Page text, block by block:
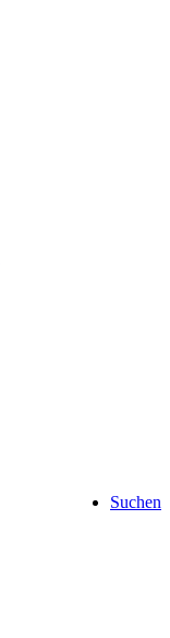
Suchen